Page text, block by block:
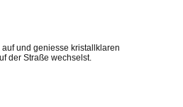
und geniesse kristallklaren
der Straße wechselst.